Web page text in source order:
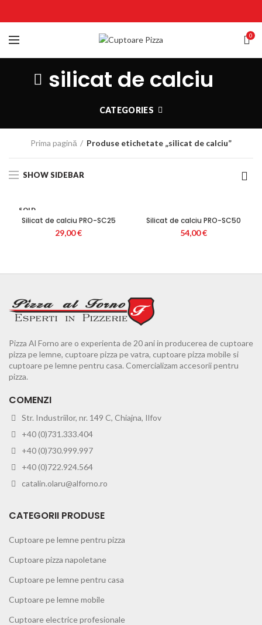
0
silicat de calciu
CATEGORIES
Prima pagină Produse etichetate „silicat de calciu”
SHOW SIDEBAR
SOLD
OUT
Silicat de calciu PRO-SC25
29,00€
Silicat de calciu PRO-SC50
54,00€
Pizza Al Forno are o experienta de 20 ani in producerea de cuptoare
pizza pe lemne, cuptoare pizza pe vatra, cuptoare pizza mobile si
cuptoare pe lemne pentru casa. Comercializam accesorii pentru
pizza.
COMENZI
Str. Industriilor, nr. 149 C, Chiajna, Ilfov
+40 (0)731.333.404
+40 (0)730.999.997
+40 (0)722.924.564
catalin.olaru@alforno.ro
CATEGORII PRODUSE
Cuptoare pe lemne pentru pizza
Cuptoare pizza napoletane
Cuptoare pe lemne pentru casa
Cuptoare pe lemne mobile
Cuptoare electrice profesionale